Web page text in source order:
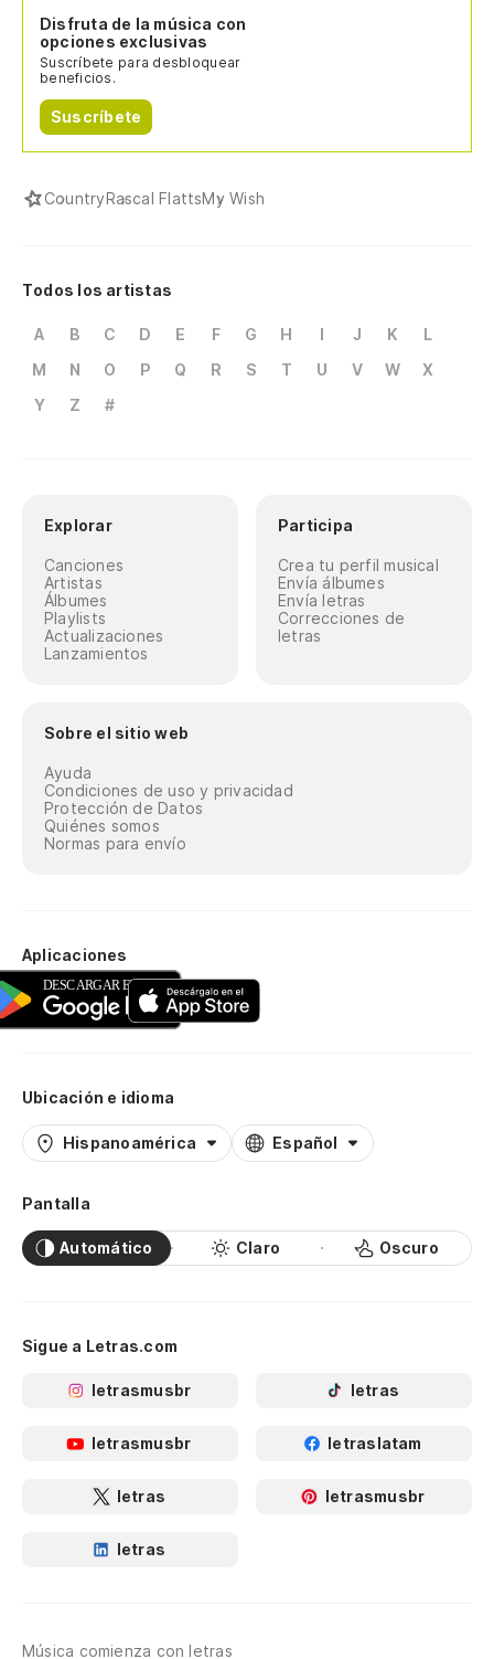
Disfruta de la música con
opciones exclusivas
Suscríbete para desbloquear
beneficios.
Suscríbete
CountryRascal FlattsMy Wish
Todos los artistas
A B C D E F G H I J K
L
M
N O P Q R S T U V W
X
Y
Z #
Explorar
Canciones
Artistas
Álbumes
Playlists
Actualizaciones
Lanzamientos
Participa
Crea tu perfil musical
Envía álbumes
Envía letras
Correcciones de
letras
Sobre el sitio web
Ayuda
Condiciones de uso y privacidad
Protección de Datos
Quiénes somos
Normas para envío
Aplicaciones
Ubicación e idioma
Hispanoamérica Español
Pantalla
Automático Claro Oscuro
Sigue a Letras.com
letrasmusbr letras
letrasmusbr letraslatam
letras letrasmusbr
letras
Música comienza con letras